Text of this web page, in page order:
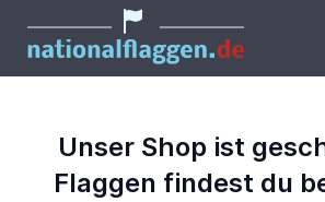
Unser Shop ist
Flaggen findest du